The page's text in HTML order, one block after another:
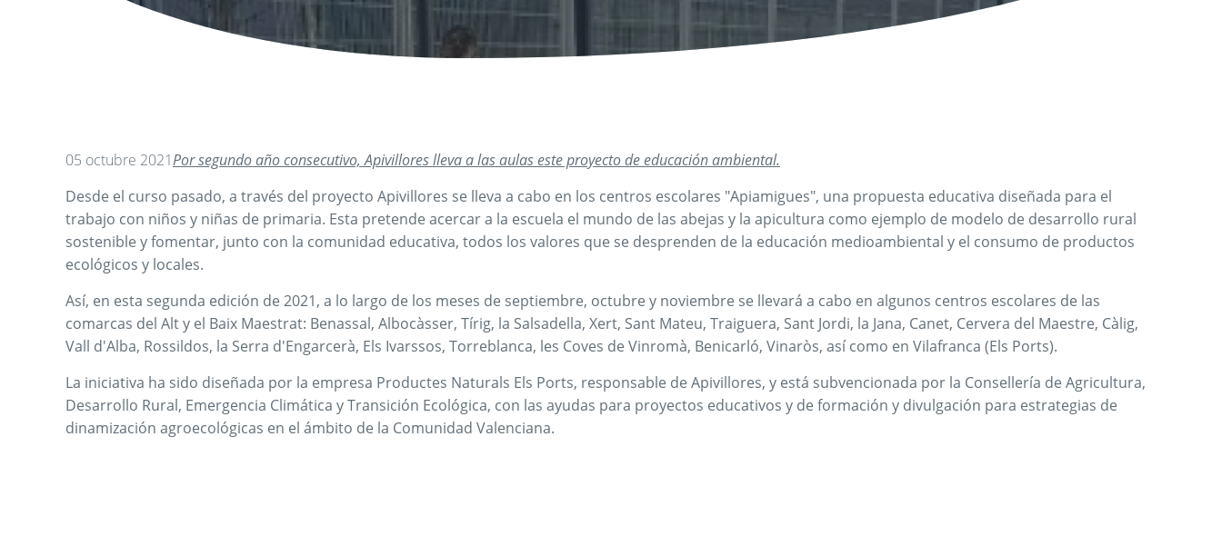
05 octubre 2021Por segundo año consecutivo, Apivillores lleva a las aulas este proyecto de educación ambiental.
Desde el curso pasado, a través del proyecto Apivillores se lleva a cabo en los centros escolares "Apiamigues", una propuesta educativa diseñada para el
trabajo con niños y niñas de primaria. Esta pretende acercar a la escuela el mundo de las abejas y la apicultura como ejemplo de modelo de desarrollo rural
sostenible y fomentar, junto con la comunidad educativa, todos los valores que se desprenden de la educación medioambiental y el consumo de productos
ecológicos y locales.
Así, en esta segunda edición de 2021, a lo largo de los meses de septiembre, octubre y noviembre se llevará a cabo en algunos centros escolares de las
comarcas del Alt y el Baix Maestrat: Benassal, Albocàsser, Tírig, la Salsadella, Xert, Sant Mateu, Traiguera, Sant Jordi, la Jana, Canet, Cervera del Maestre, Càlig,
Vall d'Alba, Rossildos, la Serra d'Engarcerà, Els Ivarssos, Torreblanca, les Coves de Vinromà, Benicarló, Vinaròs, así como en Vilafranca (Els Ports).
La iniciativa ha sido diseñada por la empresa Productes Naturals Els Ports, responsable de Apivillores, y está subvencionada por la Consellería de Agricultura,
Desarrollo Rural, Emergencia Climática y Transición Ecológica, con las ayudas para proyectos educativos y de formación y divulgación para estrategias de
dinamización agroecológicas en el ámbito de la Comunidad Valenciana.